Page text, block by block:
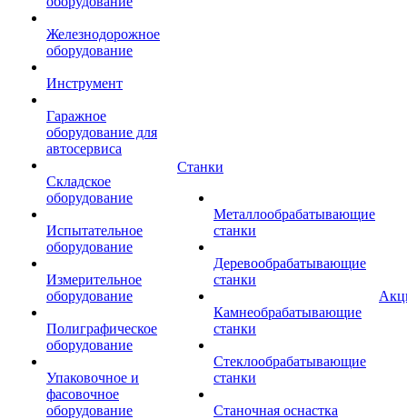
Железнодорожное
оборудование
Инструмент
Гаражное
оборудование для
автосервиса
Складское
оборудование
Испытательное
оборудование
Измерительное
оборудование
Полиграфическое
оборудование
Упаковочное и
фасовочное
оборудование
Станки
Металлообрабатывающие
станки
Деревообрабатывающие
станки
Камнеобрабатывающие
станки
Стеклообрабатывающие
станки
Станочная оснастка